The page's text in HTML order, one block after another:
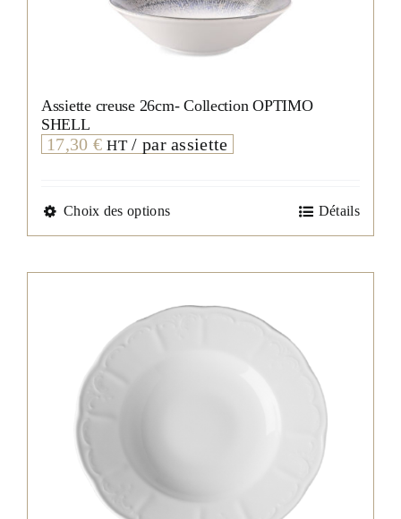
Assiette creuse 26cm- Collection OPTIMO
SHELL
17,30 € HT/ par assiette
Choix des optionsCe
Détails